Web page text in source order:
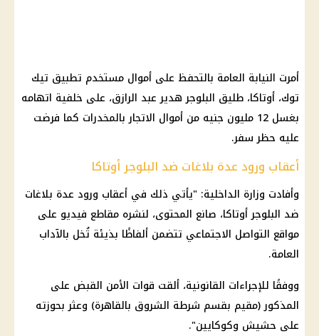
أمرت النيابة العامة بالتحفظ على أموال مستخدم تطبيق تيك
توك، أوتاكا، طليق البلوجر هدير عبد الرازق، على خلفية اتهامه
بغسل 12 مليون جنيه من أموال الاتجار بالمخدرات كما فرضت
عليه حظر سفر.
أعقاب ورود عدة بلاغات ضد البلوجر أوتاكا
وأفادت وزارة الداخلية: "يأتي ذلك في أعقاب ورود عدة بلاغات
ضد البلوجر أوتاكا، صانع المحتوى، لنشره مقاطع فيديو على
مواقع التواصل الاجتماعي تتضمن ألفاظًا بذيئة تُخل بالآداب
العامة.
ووفقًا للإجراءات القانونية، ألقت قوات الأمن القبض على
المذكور (مقيم بقسم شرطة الشروق بالقاهرة) وعثر بحوزته
على حشيش وكوكايين".